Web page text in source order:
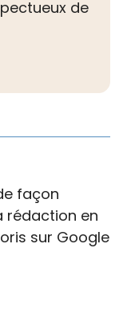
de
façon
rédaction en
sur Google